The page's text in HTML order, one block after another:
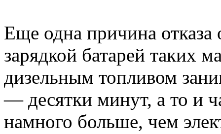
Еще одна причина
зарядкой батарей таких
дизельным топливом
— десятки минут, а то и
намного больше, чем